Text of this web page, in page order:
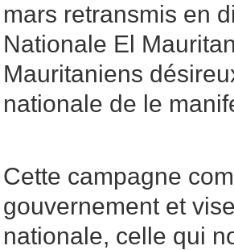
mars retransmis en
Nationale El
Mauritaniens
nationale de le
Cette campagne
gouvernement et
nationale, celle qui